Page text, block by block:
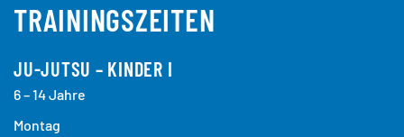
TRAININGSZEITEN
JU-JUTSU – KINDER I
6 – 14 Jahre
Montag